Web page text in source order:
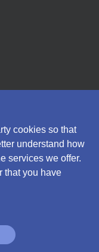
cookies so that
understand how
services we offer.
that you have